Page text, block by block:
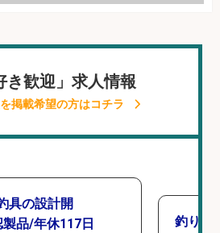
き歓迎」求人情報
掲載希望の方はコチラ
具の設計開
品/年休117日
釣り具